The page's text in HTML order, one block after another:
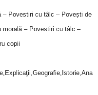
– Povestiri cu tâlc – Povești de
morală – Povestiri cu tâlc –
copii